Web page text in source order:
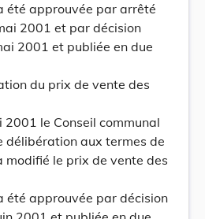
été approuvée par arrêté
2001 et par décision
2001 et publiée en due
du prix de vente des
2001 le Conseil communal
délibération aux termes de
modifié le prix de vente des
été approuvée par décision